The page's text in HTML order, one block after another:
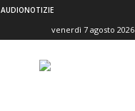
AUDIONOTIZIE
venerdì 7 agosto 2026